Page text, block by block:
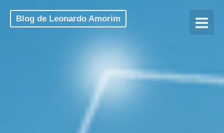
Blog de Leonardo Amorim